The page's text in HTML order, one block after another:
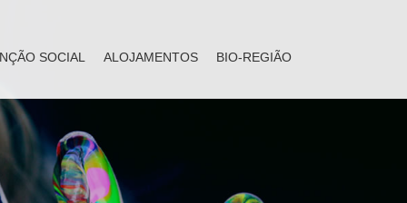
SOCIAL ALOJAMENTOS BIO-REGIÃO